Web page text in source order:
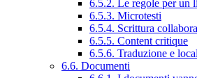
6.5.2. Le regole per un
6.5.3. Microtesti
6.5.4. Scrittura
6.5.5. Content critique
6.5.6. Traduzione e
6.6. Documenti